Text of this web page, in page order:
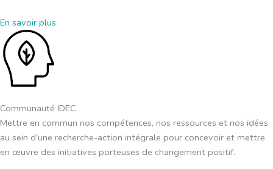
En savoir plus
Communauté IDEC
Mettre en commun nos compétences, nos ressources et nos idées
au sein d’une recherche-action intégrale pour concevoir et mettre
en œuvre des initiatives porteuses de changement positif.